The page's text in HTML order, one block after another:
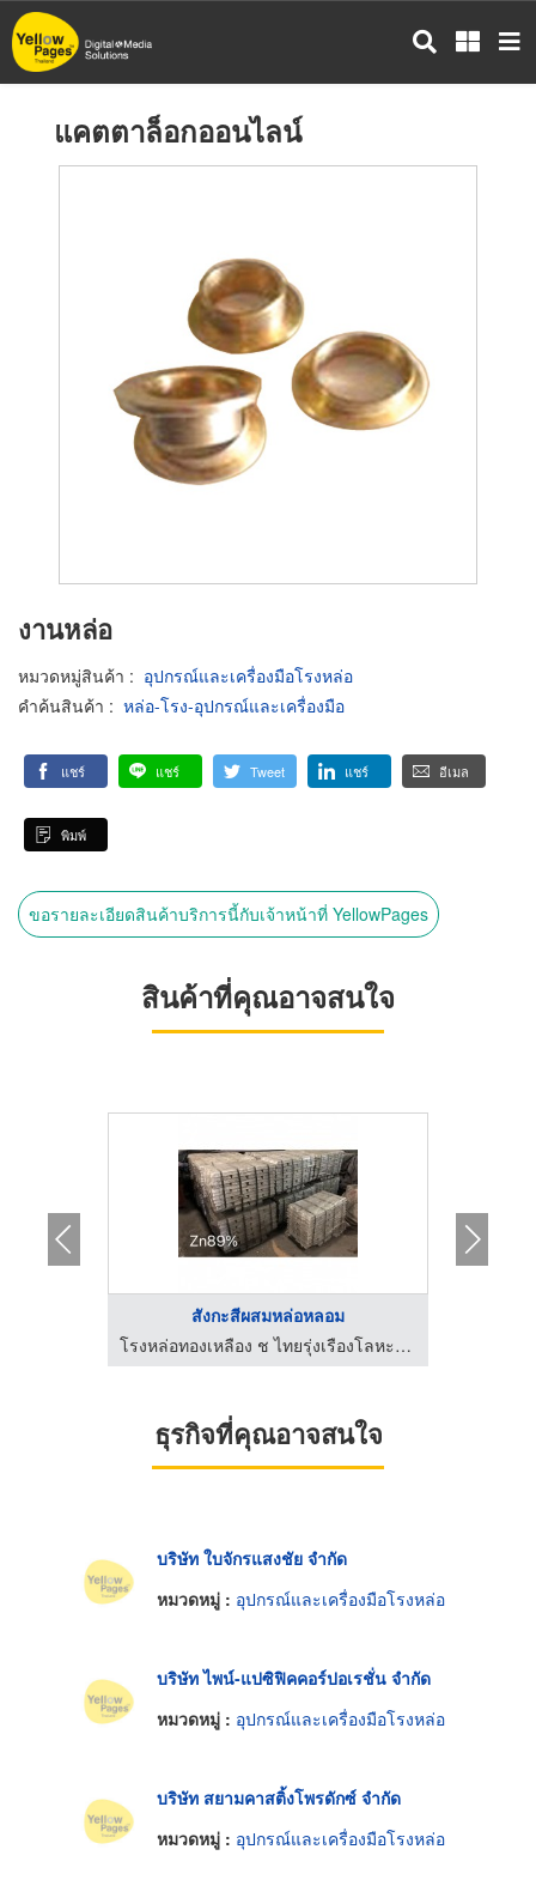
ข้าม
ไป
แคตตาล็อกออนไลน์
งานหล่อ
หมวดหมู่สินค้า : อุปกรณ์และเครื่องมือโรงหล่อ
คำค้นสินค้า : หล่อ-โรง-อุปกรณ์และเครื่องมือ
แชร์ แชร์ Tweet แชร์ อีเมล
พิมพ์
ขอรายละเอียดสินค้าบริการนี้กับเจ้าหน้าที่ YellowPages
สินค้าที่คุณอาจสนใจ
สังกะสีผสมหล่อหลอม
โรงหล่อทองเหลือง ช ไทยรุ่งเรืองโลหะภัณฑ์
ธุรกิจที่คุณอาจสนใจ
บริษัท ใบจักรแสงชัย จำกัด
หมวดหมู่ : อุปกรณ์และเครื่องมือโรงหล่อ
บริษัท ไพน์-แปซิฟิคคอร์ปอเรชั่น จำกัด
หมวดหมู่ : อุปกรณ์และเครื่องมือโรงหล่อ
บริษัท สยามคาสติ้งโพรดักซ์ จำกัด
หมวดหมู่ : อุปกรณ์และเครื่องมือโรงหล่อ